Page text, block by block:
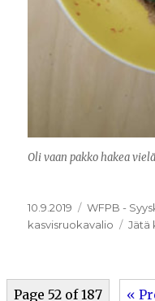
Oli vaan pakko hakea
Julkaistu
10.9.2019 Kategoriat
WFPB -
kasvisruokavalio
Jätä
Page 52 of 187 «